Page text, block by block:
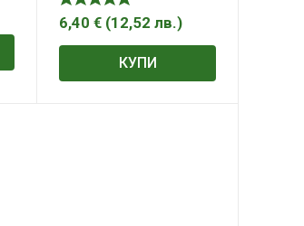
6,40€ (12,52лв.)
КУПИ